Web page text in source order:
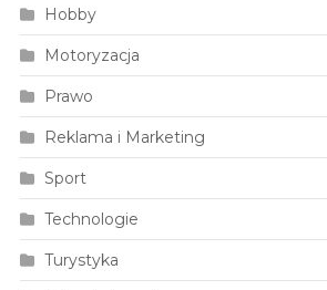
Hobby
Motoryzacja
Prawo
Reklama i Marketing
Sport
Technologie
Turystyka